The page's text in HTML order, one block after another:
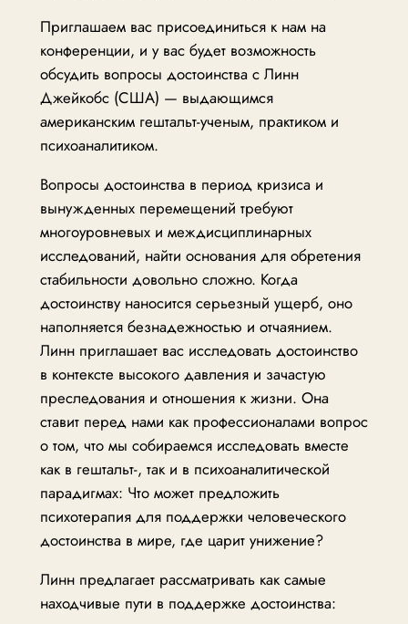
Приглашаем вас присоединиться к нам на
конференции, и у вас будет возможность
обсудить вопросы достоинства с Линн
Джейкобс (США) — выдающимся
американским гештальт-ученым, практиком и
психоаналитиком.
Вопросы достоинства в период кризиса и
вынужденных перемещений требуют
многоуровневых и междисциплинарных
исследований, найти основания для обретения
стабильности довольно сложно. Когда
достоинству наносится серьезный ущерб, оно
наполняется безнадежностью и отчаянием.
Линн приглашает вас исследовать достоинство
в контексте высокого давления и зачастую
преследования и отношения к жизни. Она
ставит перед нами как профессионалами вопрос
о том, что мы собираемся исследовать вместе
как в гештальт-, так и в психоаналитической
парадигмах: Что может предложить
психотерапия для поддержки человеческого
достоинства в мире, где царит унижение?
Линн предлагает рассматривать как самые
находчивые пути в поддержке достоинства: